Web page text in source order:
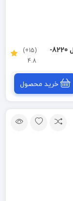
دریل پیچ گوشتی شارژی 20 ولت دو باطری مدل 8220-
(15+)
4.8
خرید محصول